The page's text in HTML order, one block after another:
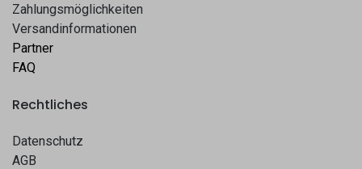
Zahlungsmöglichkeiten
Versandinformationen
Partner
FAQ
Rechtliches
Datenschutz
AGB